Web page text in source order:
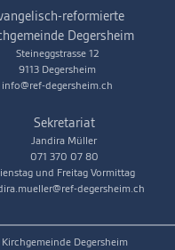
reformierte
Degersheim
Steineggstrasse 12
9113 Degersheim
info@ref-degersheim.ch
Sekretariat
Jandira Müller
071 370 07 80
und Freitag Vormittag
degersheim.ch
Degersheim